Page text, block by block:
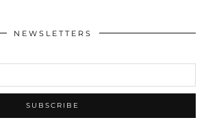
NEWSLETTERS